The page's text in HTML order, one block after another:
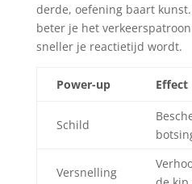
derde, oefening baart
beter je het
sneller je reactietijd wordt.
Power-up Effect
Schild
Versnelling